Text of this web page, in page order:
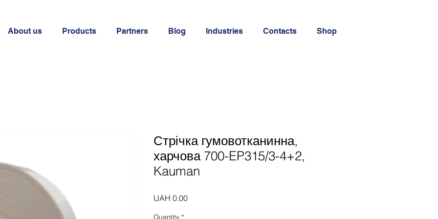
About us Products Partners Blog Industries Contacts Shop
Стрічка гумовотканинна,
харчова 700-EP315/3-4+2,
Kauman
UAH 0.00Price
Quantity *